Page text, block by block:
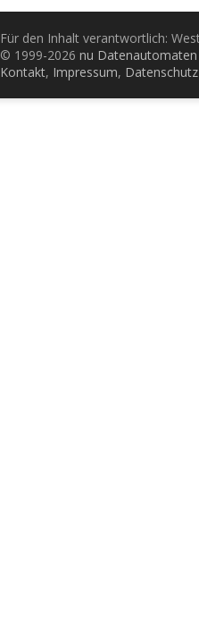
Für den Inhalt verantwortlich:
© 1999-2026 nu
Kontakt, Impressum, Datenschutz